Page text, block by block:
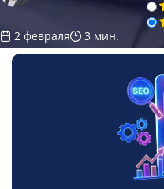
2 февраля 3 мин.